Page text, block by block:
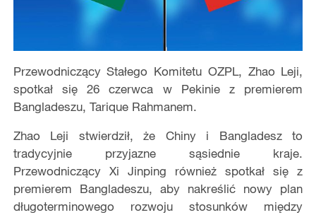
Przewodniczący Stałego Komitetu OZPL, Zhao Leji,
spotkał się 26 czerwca w Pekinie z premierem
Bangladeszu, Tarique Rahmanem.
​Zhao Leji stwierdził, że Chiny i Bangladesz to
tradycyjnie przyjazne sąsiednie kraje.
Przewodniczący Xi Jinping również spotkał się z
premierem Bangladeszu, aby nakreślić nowy plan
długoterminowego rozwoju stosunków między